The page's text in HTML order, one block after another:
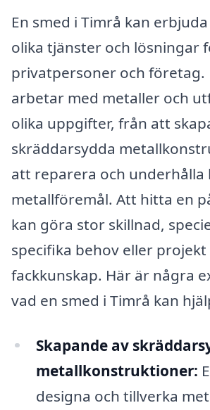
En smed i Timrå kan
olika tjänster och lösningar
privatpersoner och företag.
arbetar med metaller och
olika uppgifter, från att
skräddarsydda
att reparera och underhålla
metallföremål. Att hitta en
kan göra stor skillnad,
specifika behov eller
fackkunskap. Här är några
vad en smed i Timrå kan
Skapande av
metallkonstruktioner:
designa och tillverka